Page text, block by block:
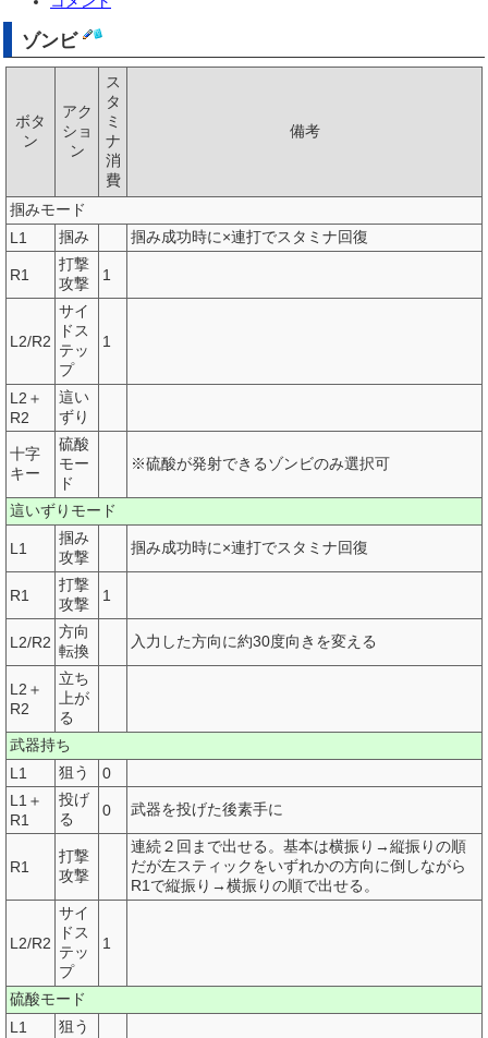
ゾンビ
ボタ
ン
アク
ショ
ン
ス
タ
ミ
ナ
消
費
備考
掴みモード
L1
掴み 掴み成功時に×連打でスタミナ回復
R1
打撃
攻撃
1
L2/R2
サイ
ドス
テッ
プ
1
L2＋
R2
這い
ずり
十字
キー
硫酸
モー
ド
※硫酸が発射できるゾンビのみ選択可
這いずりモード
L1
掴み
攻撃
掴み成功時に×連打でスタミナ回復
R1
打撃
攻撃
1
L2/R2
方向
転換
入力した方向に約30度向きを変える
L2＋
R2
立ち
上が
る
武器持ち
L1
狙う
0
L1＋
R1
投げ
る
0 武器を投げた後素手に
R1
打撃
攻撃
連続２回まで出せる。基本は横振り→縦振りの順
だが左スティックをいずれかの方向に倒しながら
R1で縦振り→横振りの順で出せる。
L2/R2
サイ
ドス
テッ
プ
1
硫酸モード
L1
狙う